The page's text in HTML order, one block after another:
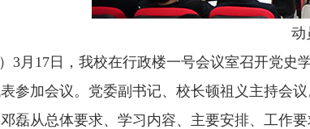
动
3月17日，我校在行政楼一号会议室召开党
参加会议。党委副书记、校长顿祖义主持会议
磊从总体要求、学习内容、主要安排、工作